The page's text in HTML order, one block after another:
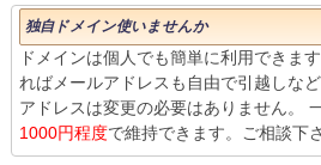
独自ドメイン使いませんか
ドメインは個人でも簡単に利用できま
ればメールアドレスも自由で引越しな
アドレスは変更の必要はありません。
1000円程度で維持できます。ご相談下